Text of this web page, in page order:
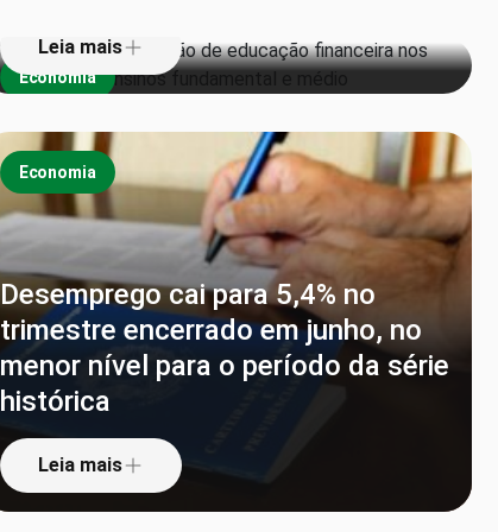
Economia
Leia mais
Economia
Desemprego cai para 5,4% no
trimestre encerrado em junho, no
menor nível para o período da série
histórica
Leia mais